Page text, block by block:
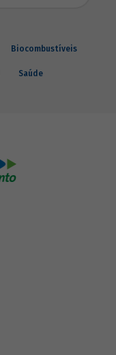
Biocombustíveis
Saúde